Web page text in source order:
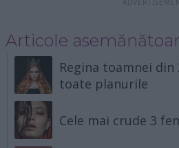
Articole
Regina toamnei din
toate planurile
Cele mai crude 3